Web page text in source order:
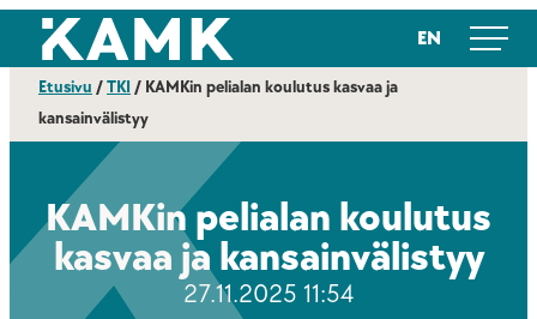
Siirry
suoraan
sisältöön
Kajaanin ammattikorkeakoulu EN
Etusivu /TKI / KAMKin pelialan koulutus kasvaa ja
kansainvälistyy
KAMKin pelialan koulutus
kasvaa ja kansainvälistyy
27.11.2025 11:54